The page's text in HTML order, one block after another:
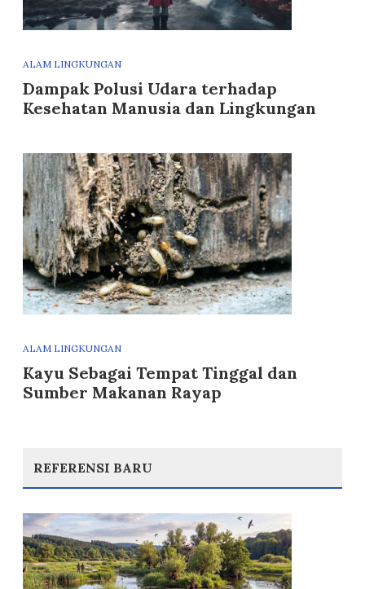
ALAM LINGKUNGAN
Dampak Polusi Udara terhadap
Kesehatan Manusia dan Lingkungan
ALAM LINGKUNGAN
Kayu Sebagai Tempat Tinggal dan
Sumber Makanan Rayap
REFERENSI BARU